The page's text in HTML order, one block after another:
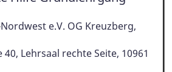
Nordwest e.V. OG Kreuzberg,
Lehrsaal rechte Seite, 10961